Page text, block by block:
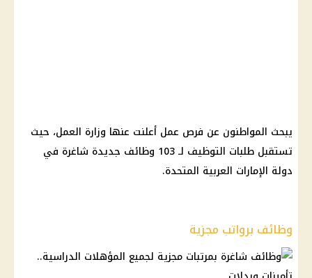
يبحث المواطنون عن فرص عمل أعلنت عنها وزارة العمل، حيث
تستقبل طلبات التوظيف لـ 103 وظائف جديدة شاغرة في
دولة الإمارات العربية المتحدة.
وظائف برواتب مجزية